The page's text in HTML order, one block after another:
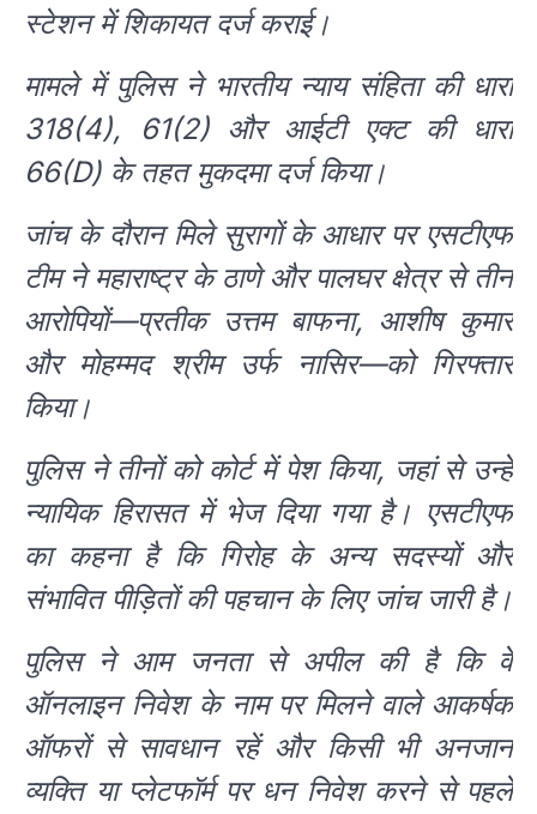
स्टेशन में शिकायत दर्ज कराई।
मामले में पुलिस ने भारतीय न्याय संहिता की धारा
318(4), 61(2) और आईटी एक्ट की धारा
66(D) के तहत मुकदमा दर्ज किया।
जांच के दौरान मिले सुरागों के आधार पर एसटीएफ
टीम ने महाराष्ट्र के ठाणे और पालघर क्षेत्र से तीन
आरोपियों—प्रतीक उत्तम बाफना, आशीष कुमार
और मोहम्मद श्रीम उर्फ नासिर—को गिरफ्तार
किया।
पुलिस ने तीनों को कोर्ट में पेश किया, जहां से उन्हें
न्यायिक हिरासत में भेज दिया गया है। एसटीएफ
का कहना है कि गिरोह के अन्य सदस्यों और
संभावित पीड़ितों की पहचान के लिए जांच जारी है।
पुलिस ने आम जनता से अपील की है कि वे
ऑनलाइन निवेश के नाम पर मिलने वाले आकर्षक
ऑफरों से सावधान रहें और किसी भी अनजान
व्यक्ति या प्लेटफॉर्म पर धन निवेश करने से पहले